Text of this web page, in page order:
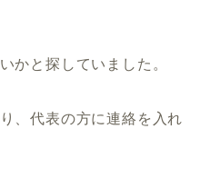
かと探していました。
、代表の方に連絡を入れ